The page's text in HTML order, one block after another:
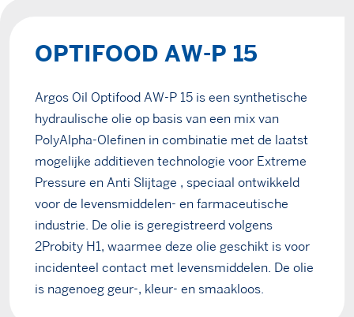
OPTIFOOD AW-P 15
Argos Oil Optifood AW-P 15 is een synthetische
hydraulische olie op basis van een mix van
PolyAlpha-Olefinen in combinatie met de laatst
mogelijke additieven technologie voor Extreme
Pressure en Anti Slijtage , speciaal ontwikkeld
voor de levensmiddelen- en farmaceutische
industrie. De olie is geregistreerd volgens
2Probity H1, waarmee deze olie geschikt is voor
incidenteel contact met levensmiddelen. De olie
is nagenoeg geur-, kleur- en smaakloos.